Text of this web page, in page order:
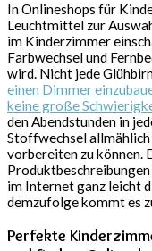
In Onlineshops für
Leuchtmittel zur
im Kinderzimmer
Farbwechsel und
wird. Nicht jede
einen Dimmer
keine große
den Abendstunden in
Stoffwechsel
vorbereiten zu können.
im Internet ganz leicht
demzufolge kommt es
Perfekte